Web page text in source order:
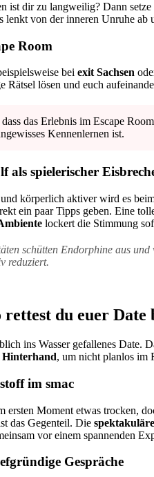
ist dir zu langweilig? Dann setze
von der inneren Unruhe ab
Room
bei exit Sachsen
lösen und euch
das Erlebnis im Escape
Kennenlernen ist.
spielerischer
und körperlich aktiver wird es
ein paar Tipps geben. Eine
lockert die Stimmung
schütten Endorphine aus
reduziert.
du euer Date
ins Wasser gefallenes Date.
, um nicht planlos im
im smac
Moment etwas trocken,
das Gegenteil. Die
vor einem spannenden
Gespräche